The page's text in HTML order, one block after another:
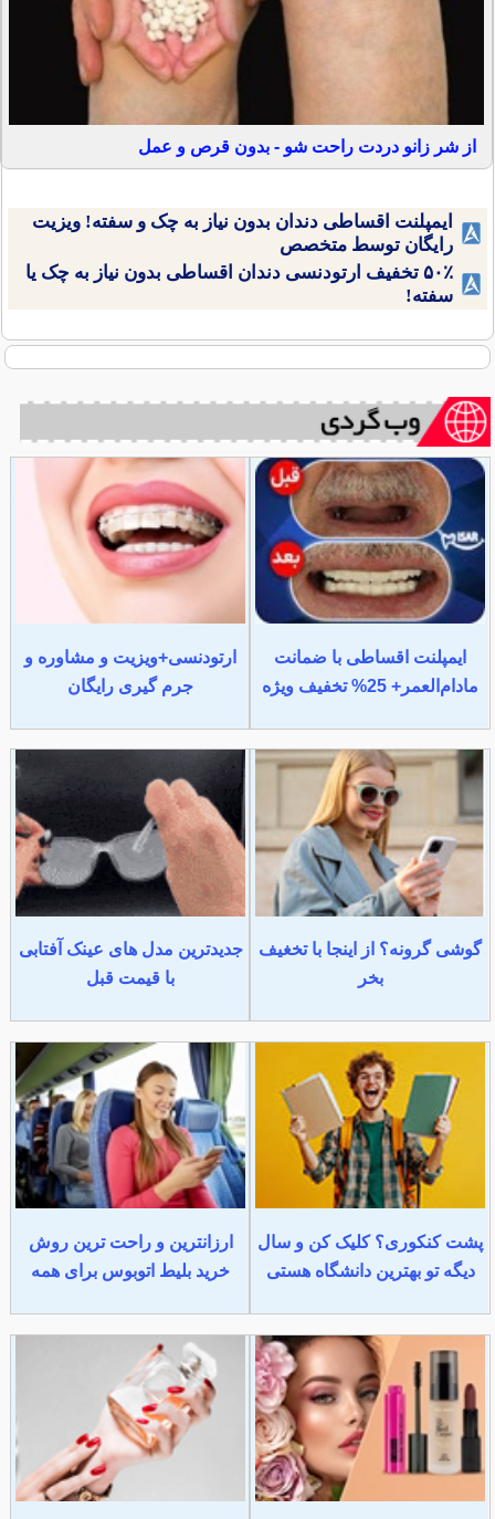
از شر زانو دردت راحت شو - بدون قرص و عمل
ایمپلنت اقساطی دندان بدون نیاز به چک و سفته! ویزیت
رایگان توسط متخصص
۵۰٪ تخفیف ارتودنسی دندان اقساطی بدون نیاز به چک یا
سفته!
ایمپلنت اقساطی با ضمانت
مادام‌العمر+ 25% تخفیف ویژه
ارتودنسی+ویزیت و مشاوره و
جرم گیری رایگان
گوشی گرونه؟ از اینجا با تخغیف
بخر
جدیدترین مدل های عینک آفتابی
با قیمت قبل
پشت کنکوری؟ کلیک کن و سال
دیگه تو بهترین دانشگاه هستی
ارزانترین و راحت ترین روش
خرید بلیط اتوبوس برای همه